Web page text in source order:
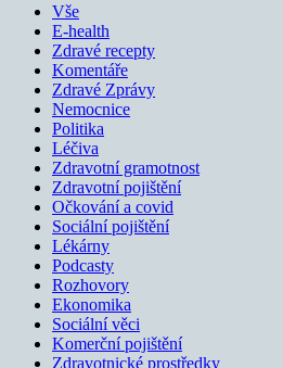
Vše
E-health
Zdravé recepty
Komentáře
Zdravé Zprávy
Nemocnice
Politika
Léčiva
Zdravotní gramotnost
Zdravotní pojištění
Očkování a covid
Sociální pojištění
Lékárny
Podcasty
Rozhovory
Ekonomika
Sociální věci
Komerční pojištění
Zdravotnické prostředky